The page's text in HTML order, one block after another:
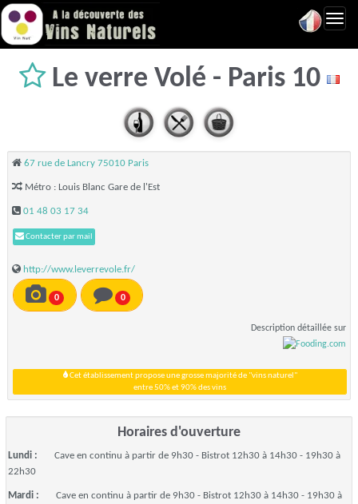
Le verre Volé - Paris 10
67 rue de Lancry 75010 Paris
Métro : Louis Blanc Gare de l'Est
01 48 03 17 34
Contacter par mail
http://www.leverrevole.fr/
0 0
Description détaillée sur
Cet établissement propose une grosse majorité de "vins naturel"
entre 50% et 90% des vins
Horaires d'ouverture
Lundi : Cave en continu à partir de 9h30 - Bistrot 12h30 à 14h30 - 19h30 à
22h30
Mardi : Cave en continu à partir de 9h30 - Bistrot 12h30 à 14h30 - 19h30 à